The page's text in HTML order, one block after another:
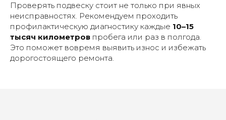
Проверять подвеску стоит не только при явных
неисправностях. Рекомендуем проходить
профилактическую диагностику каждые 10–15
тысяч километров пробега или раз в полгода.
Это поможет вовремя выявить износ и избежать
дорогостоящего ремонта.
Рассчитать стоимость